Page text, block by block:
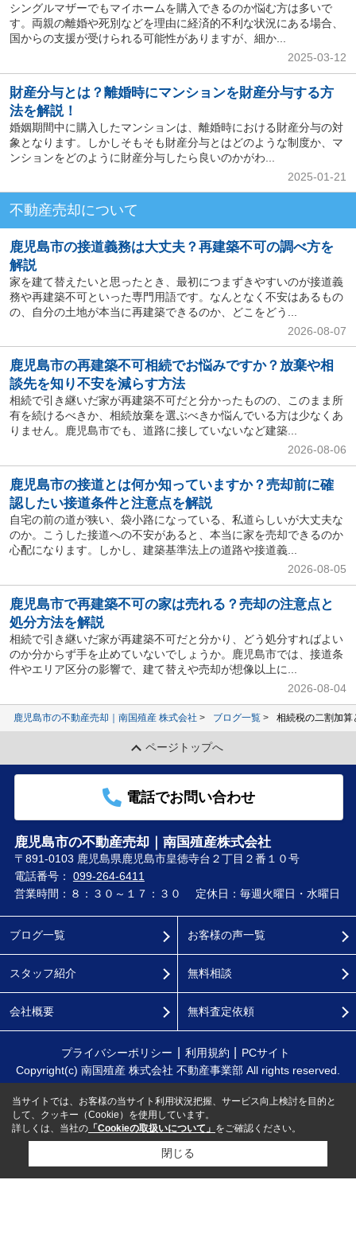
シングルマザーでもマイホームを購入できるのか悩む方は多いで
す。両親の離婚や死別などを理由に経済的不利な状況にある場合、
国からの支援が受けられる可能性がありますが、細か...
2025-03-12
財産分与とは？離婚時にマンションを財産分与する方
法を解説！
婚姻期間中に購入したマンションは、離婚時における財産分与の対
象となります。しかしそもそも財産分与とはどのような制度か、マ
ンションをどのように財産分与したら良いのかがわ...
2025-01-21
不動産売却について
鹿児島市の接道義務は大丈夫？再建築不可の調べ方を
解説
家を建て替えたいと思ったとき、最初につまずきやすいのが接道義
務や再建築不可といった専門用語です。なんとなく不安はあるもの
の、自分の土地が本当に再建築できるのか、どこをどう...
2026-08-07
鹿児島市の再建築不可相続でお悩みですか？放棄や相
談先を知り不安を減らす方法
相続で引き継いだ家が再建築不可だと分かったものの、このまま所
有を続けるべきか、相続放棄を選ぶべきか悩んでいる方は少なくあ
りません。鹿児島市でも、道路に接していないなど建築...
2026-08-06
鹿児島市の接道とは何か知っていますか？売却前に確
認したい接道条件と注意点を解説
自宅の前の道が狭い、袋小路になっている、私道らしいが大丈夫な
のか。こうした接道への不安があると、本当に家を売却できるのか
心配になります。しかし、建築基準法上の道路や接道義...
2026-08-05
鹿児島市で再建築不可の家は売れる？売却の注意点と
処分方法を解説
相続で引き継いだ家が再建築不可だと分かり、どう処分すればよい
のか分からず手を止めていないでしょうか。鹿児島市では、接道条
件やエリア区分の影響で、建て替えや売却が想像以上に...
2026-08-04
鹿児島市の不動産売却｜南国殖産 株式会社 ブログ一覧 相続税の二割加
ページトップへ
電話でお問い合わせ
鹿児島市の不動産売却｜南国殖産株式会社
〒891-0103 鹿児島県鹿児島市皇徳寺台２丁目２番１０号
電話番号： 099-264-6411
営業時間：８：３０～１７：３０
定休日：毎週火曜日・水曜日
ブログ一覧
スタッフ紹介
会社概要
お客様の声一覧
無料相談
無料査定依頼
プライバシーポリシー 利用規約
PCサイト
Copyright(c) 南国殖産 株式会社 不動産事業部 All rights reserved.
当サイトでは、お客様の当サイト利用状況把握、サービス向上検討を目的と
して、クッキー（Cookie）を使用しています。
詳しくは、当社の 「Cookieの取扱いについて」 をご確認ください。
閉じる